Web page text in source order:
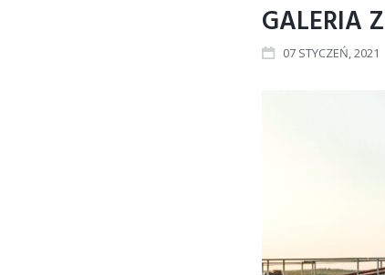
GALERIA
07STYCZEŃ, 2021